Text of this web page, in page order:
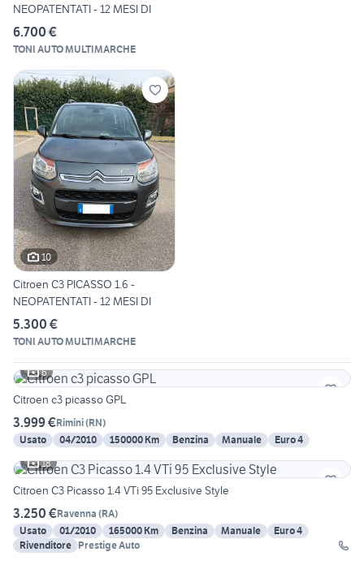
NEOPATENTATI - 12 MESI DI
6.700 €
TONI AUTO MULTIMARCHE
10
Citroen C3 PICASSO 1.6 -
NEOPATENTATI - 12 MESI DI
5.300 €
TONI AUTO MULTIMARCHE
6
Citroen c3 picasso GPL
3.999 €Rimini(RN)
Usato
04/2010 150000 Km Benzina Manuale
Euro 4
18
Citroen C3 Picasso 1.4 VTi 95 Exclusive Style
3.250 €Ravenna (RA)
Usato
01/2010 165000 Km Benzina Manuale
Euro 4
Rivenditore Prestige Auto